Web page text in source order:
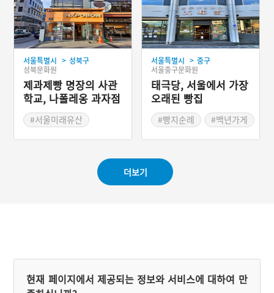
서울특별시 > 성북구
성북문화원
제과제빵 명장의 사관
학교, 나폴레옹 과자점
#서울미래유산
서울특별시 > 중구
서울중구문화원
태극당, 서울에서 가장
오래된 빵집
#빵지순례
#백년가게
더보기
현재 페이지에서 제공되는 정보와 서비스에 대하여 만